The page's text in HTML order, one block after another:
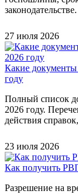
законодательстве.
27 июля 2026
Какие
году
Полный список
2026 году.
действия
23 июля 2026
Как получить
Разрешение на